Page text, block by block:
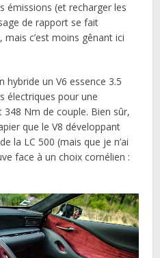
émissions (et recharger les
de rapport se fait
c’est moins gênant ici
hybride un V6 essence 3.5
électriques pour une
Nm de couple. Bien sûr,
que le V8 développant
la LC 500 (mais que je n’ai
face à un choix cornélien :